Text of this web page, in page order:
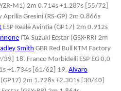
M1) 2m 0.714s +1.287s [55/72]
Aprilia Gresini (RS-GP) 2m 0.866s
ESP Reale Avintia (GP17) 2m 0.912s
ITA Suzuki Ecstar (GSX-RR) 2m
Smith GBR Red Bull KTM Factory
18. Franco Morbidelli ESP EG 0,0
+1.734s [61/62] 19. Alvaro
(GP17) 2m 1.728s +2.301s [30/40]